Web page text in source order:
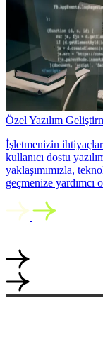
Özel Yazılım
İşletmenizin
kullanıcı dostu
yaklaşımımızla,
geçmenize yardımcı